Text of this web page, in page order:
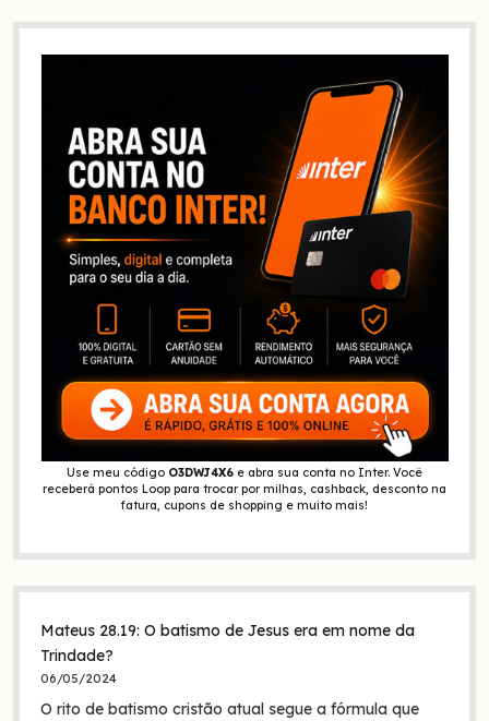
Use meu código O3DWJ4X6 e abra sua conta no Inter. Você
receberá pontos Loop para trocar por milhas, cashback, desconto na
fatura, cupons de shopping e muito mais!
Mateus 28.19: O batismo de Jesus era em nome da
Trindade?
06/05/2024
O rito de batismo cristão atual segue a fórmula que